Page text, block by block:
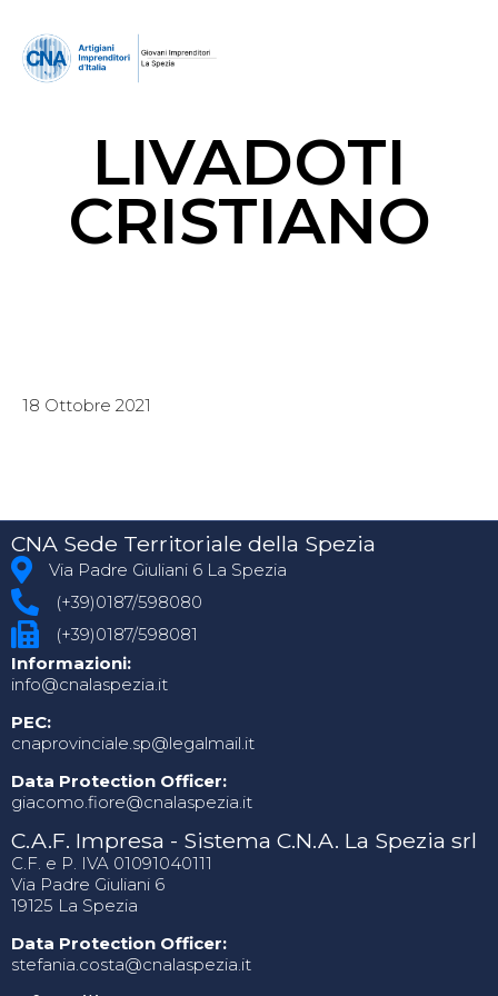
LIVADOTI
CRISTIANO
18 Ottobre 2021
CNA Sede Territoriale della Spezia
Via Padre Giuliani 6 La Spezia
(+39)0187/598080
(+39)0187/598081
Informazioni:
info@cnalaspezia.it
PEC:
cnaprovinciale.sp@legalmail.it
Data Protection Officer:
giacomo.fiore@cnalaspezia.it
C.A.F. Impresa - Sistema C.N.A. La Spezia srl
C.F. e P. IVA 01091040111
Via Padre Giuliani 6
19125 La Spezia
Data Protection Officer:
stefania.costa@cnalaspezia.it